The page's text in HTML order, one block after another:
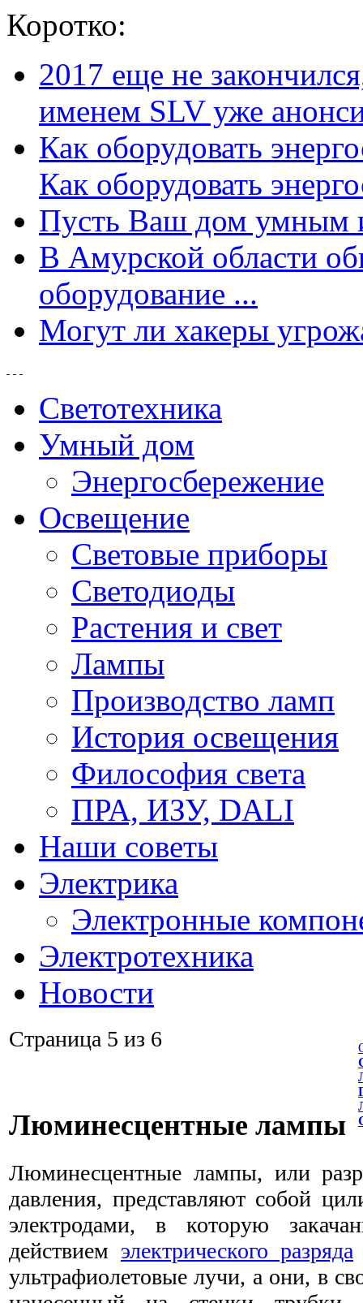
Коротко:
2017 еще не
именем SLV уже
Как оборудовать
Как оборудовать
Пусть Ваш дом умным
В Амурской области
оборудование ...
Могут ли хакеры
Светотехника
Умный дом
Энергосбережение
Освещение
Световые приборы
Светодиоды
Растения и свет
Лампы
Производство ламп
История освещения
Философия света
ПРА, ИЗУ, DALI
Наши советы
Электрика
Электронные
Электротехника
Новости
Страница 5 из 6
Люминесцентные лампы
Люминесцентные лампы, или
давления, представляют собой
электродами, в которую
действием электрического разряда
ультрафиолетовые лучи, а они, в